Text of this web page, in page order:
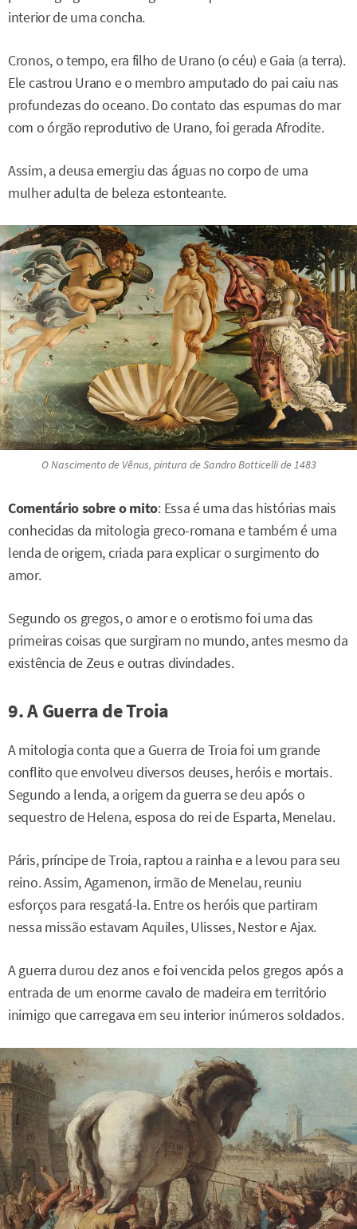
interior de uma concha.
Cronos, o tempo, era filho de Urano (o céu) e Gaia (a terra).
Ele castrou Urano e o membro amputado do pai caiu nas
profundezas do oceano. Do contato das espumas do mar
com o órgão reprodutivo de Urano, foi gerada Afrodite.
Assim, a deusa emergiu das águas no corpo de uma
mulher adulta de beleza estonteante.
O Nascimento de Vênus, pintura de Sandro Botticelli de 1483
Comentário sobre o mito: Essa é uma das histórias mais
conhecidas da mitologia greco-romana e também é uma
lenda de origem, criada para explicar o surgimento do
amor.
Segundo os gregos, o amor e o erotismo foi uma das
primeiras coisas que surgiram no mundo, antes mesmo da
existência de Zeus e outras divindades.
9. A Guerra de Troia
A mitologia conta que a Guerra de Troia foi um grande
conflito que envolveu diversos deuses, heróis e mortais.
Segundo a lenda, a origem da guerra se deu após o
sequestro de Helena, esposa do rei de Esparta, Menelau.
Páris, príncipe de Troia, raptou a rainha e a levou para seu
reino. Assim, Agamenon, irmão de Menelau, reuniu
esforços para resgatá-la. Entre os heróis que partiram
nessa missão estavam Aquiles, Ulisses, Nestor e Ajax.
A guerra durou dez anos e foi vencida pelos gregos após a
entrada de um enorme cavalo de madeira em território
inimigo que carregava em seu interior inúmeros soldados.